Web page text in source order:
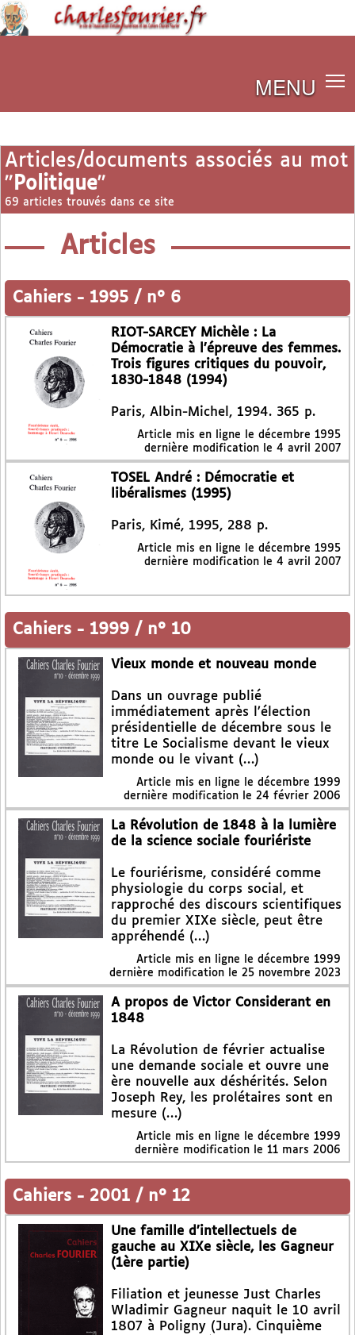
MENU
Articles/documents associés au mot
" Politique"
69 articles trouvés dans ce site
Articles
Cahiers - 1995 / n° 6
RIOT-SARCEY Michèle : La
Démocratie à l’épreuve des femmes.
Trois figures critiques du pouvoir,
1830-1848 (1994)
Paris, Albin-Michel, 1994. 365 p.
Article mis en ligne le décembre 1995
dernière modification le 4 avril 2007
TOSEL André : Démocratie et
libéralismes (1995)
Paris, Kimé, 1995, 288 p.
Article mis en ligne le décembre 1995
dernière modification le 4 avril 2007
Cahiers - 1999 / n° 10
Vieux monde et nouveau monde
Dans un ouvrage publié
immédiatement après l’élection
présidentielle de décembre sous le
titre Le Socialisme devant le vieux
monde ou le vivant (…)
Article mis en ligne le décembre 1999
dernière modification le 24 février 2006
La Révolution de 1848 à la lumière
de la science sociale fouriériste
Le fouriérisme, considéré comme
physiologie du corps social, et
rapproché des discours scientifiques
du premier XIXe siècle, peut être
appréhendé (…)
Article mis en ligne le décembre 1999
dernière modification le 25 novembre 2023
A propos de Victor Considerant en
1848
La Révolution de février actualise
une demande sociale et ouvre une
ère nouvelle aux déshérités. Selon
Joseph Rey, les prolétaires sont en
mesure (…)
Article mis en ligne le décembre 1999
dernière modification le 11 mars 2006
Cahiers - 2001 / n° 12
Une famille d’intellectuels de
gauche au XIXe siècle, les Gagneur
(1ère partie)
Filiation et jeunesse Just Charles
Wladimir Gagneur naquit le 10 avril
1807 à Poligny (Jura). Cinquième